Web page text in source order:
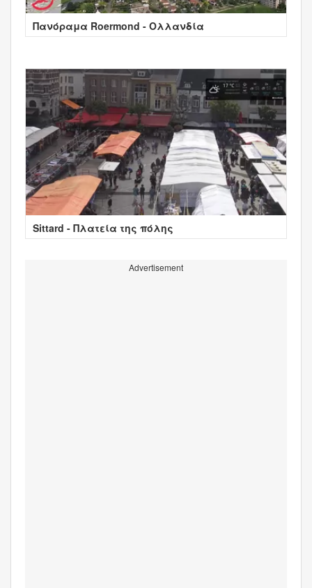
Πανόραμα Roermond - Ολλανδία
Sittard - Πλατεία της πόλης
Advertisement